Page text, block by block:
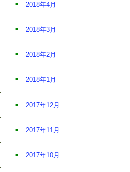
2018年4月
2018年3月
2018年2月
2018年1月
2017年12月
2017年11月
2017年10月